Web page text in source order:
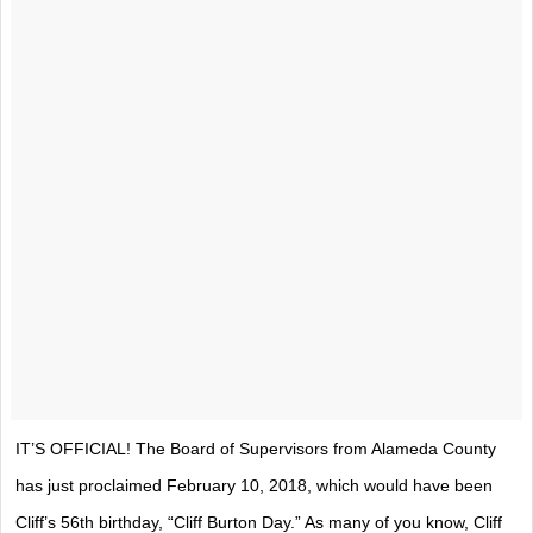
IT’S OFFICIAL! The Board of Supervisors from Alameda County
has just proclaimed February 10, 2018, which would have been
Cliff’s 56th birthday, “Cliff Burton Day.” As many of you know, Cliff